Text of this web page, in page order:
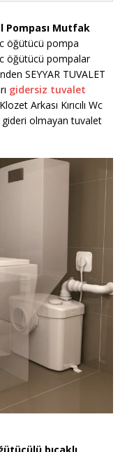
Pompası Mutfak
öğütücü pompa
öğütücü pompalar
SEYYAR TUVALET
gidersiz tuvalet
Arkası Kırıcılı Wc
gideri olmayan tuvalet